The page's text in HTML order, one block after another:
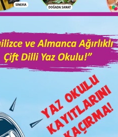
bırakın
olan tasÌ§lar